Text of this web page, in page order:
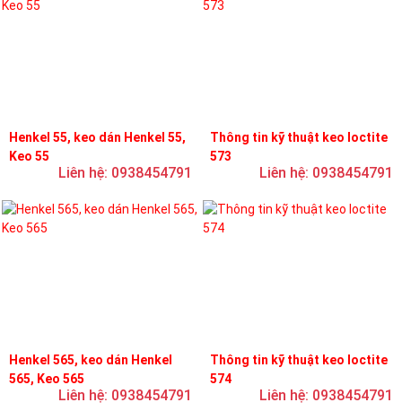
Henkel 55, keo dán Henkel 55,
Keo 55
Liên hệ: 0938454791
Thông tin kỹ thuật keo loctite
573
Liên hệ: 0938454791
Henkel 565, keo dán Henkel
565, Keo 565
Liên hệ: 0938454791
Thông tin kỹ thuật keo loctite
574
Liên hệ: 0938454791